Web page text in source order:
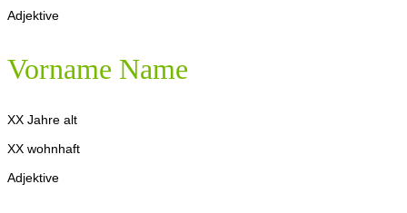
Adjektive
Vorname Name
XX Jahre alt
XX wohnhaft
Adjektive